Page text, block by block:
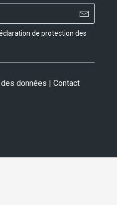
de protection des
données | Contact